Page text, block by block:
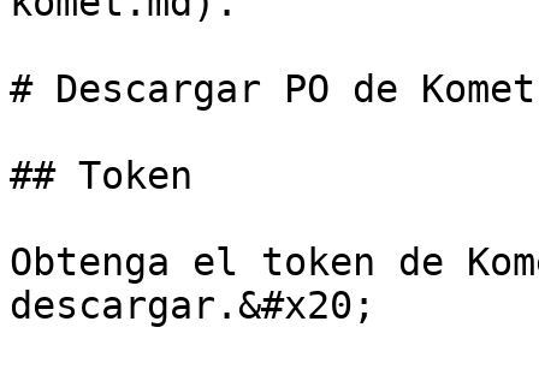
# Descargar PO de Komet
## Token
Obtenga el token de
descargar.&#x20;